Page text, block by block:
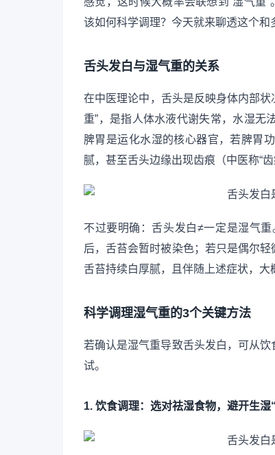
该如何科学调理？今天就来聊透这个和
舌头发白与湿气重的关系
在中医理论中，舌头是反映身体内部状
重”，是指人体水液代谢失常，水湿
脾胃是运化水湿的核心器官，若脾胃
腻，甚至舌头边缘出现齿痕（中医称“齿
不过要明确：舌头发白≠一定是湿气
后，舌苔会暂时被染色；若只是偶尔
舌苔持续白厚腻，且伴随上述症状，大
科学调理湿气重的3个关键方法
若确认是湿气重导致舌头发白，可从
试。
1. 饮食调理：选对祛湿食物，避开生湿